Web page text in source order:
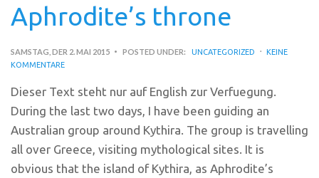
Aphrodite’s throne
SAMSTAG, DER 2. MAI 2015 POSTED UNDER: UNCATEGORIZED
KEINE
KOMMENTARE
Dieser Text steht nur auf English zur Verfuegung.
During the last two days, I have been guiding an
Australian group around Kythira. The group is travelling
all over Greece, visiting mythological sites. It is
obvious that the island of Kythira, as Aphrodite’s